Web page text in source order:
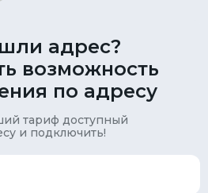
адрес?
возможность
по адресу
тариф доступный
и подключить!